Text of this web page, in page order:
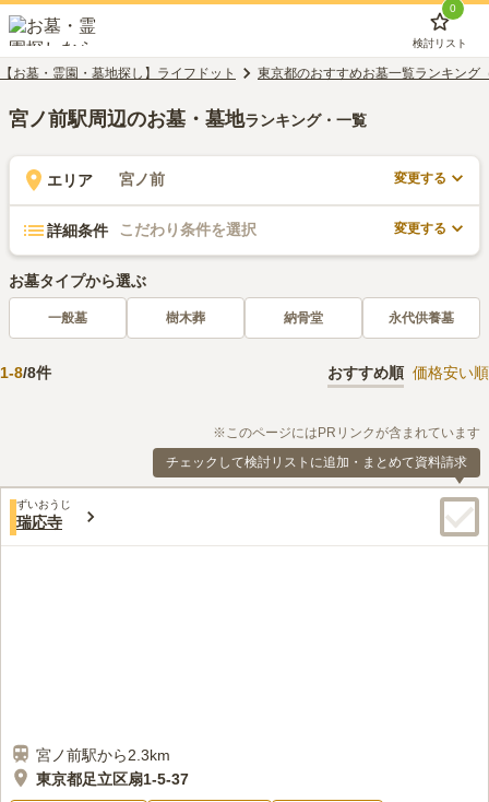
0
検討リスト
【お墓・霊園・墓地探し】ライフドット 東京都のおすすめお墓一覧ランキング
宮ノ前駅周辺のお墓・墓地ランキング・一覧
エリア 宮ノ前 変更する
詳細条件 こだわり条件を選択 変更する
お墓タイプから選ぶ
一般墓 樹木葬 納骨堂 永代供養墓
1-8/8件 おすすめ順 価格安い順
※このページにはPRリンクが含まれています
チェックして検討リストに追加・まとめて資料請求
ずいおうじ
瑞応寺
宮ノ前駅から2.3km
東京都足立区扇1-5-37